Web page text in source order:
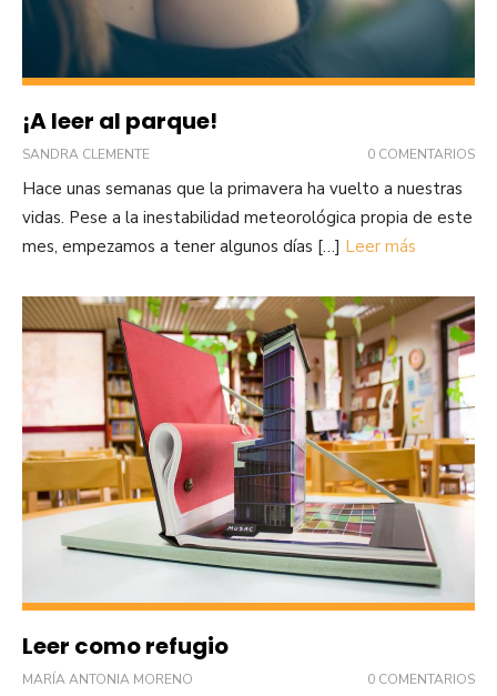
¡A leer al parque!
SANDRA CLEMENTE 0 COMENTARIOS
Hace unas semanas que la primavera ha vuelto a nuestras
vidas. Pese a la inestabilidad meteorológica propia de este
mes, empezamos a tener algunos días […] Leer más
Leer como refugio
MARÍA ANTONIA MORENO 0 COMENTARIOS